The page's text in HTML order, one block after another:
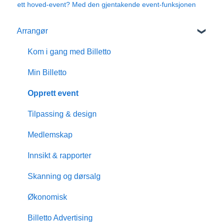
ett hoved-event? Med den gjentakende event-funksjonen
Arrangør
Kom i gang med Billetto
Min Billetto
Opprett event
Tilpassing & design
Medlemskap
Innsikt & rapporter
Skanning og dørsalg
Økonomisk
Billetto Advertising